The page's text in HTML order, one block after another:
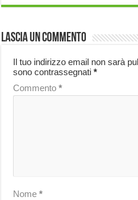
Lascia un commento
Il tuo indirizzo email non sarà
sono contrassegnati*
Commento*
Nome*